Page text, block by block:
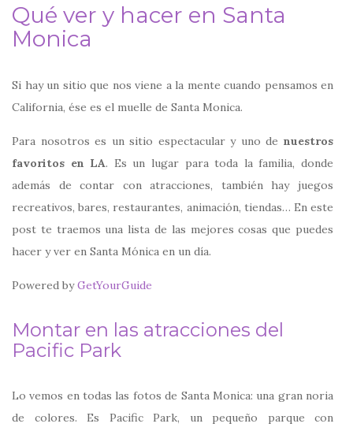
Qué ver y hacer en Santa
Monica
Si hay un sitio que nos viene a la mente cuando pensamos en
California, ése es el muelle de Santa Monica.
Para nosotros es un sitio espectacular y uno de nuestros
favoritos en LA. Es un lugar para toda la familia, donde
además de contar con atracciones, también hay juegos
recreativos, bares, restaurantes, animación, tiendas… En este
post te traemos una lista de las mejores cosas que puedes
hacer y ver en Santa Mónica en un día.
Powered byGetYourGuide
Montar en las atracciones del
Pacific Park
Lo vemos en todas las fotos de Santa Monica: una gran noria
de colores. Es Pacific Park, un pequeño parque con